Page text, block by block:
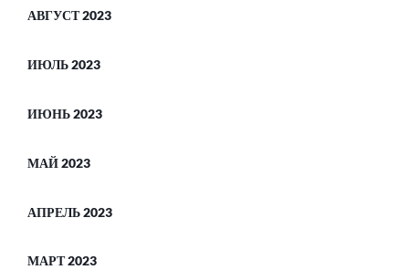
АВГУСТ 2023
ИЮЛЬ 2023
ИЮНЬ 2023
МАЙ 2023
АПРЕЛЬ 2023
МАРТ 2023